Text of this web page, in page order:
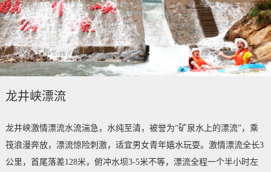
龙井峡漂流
龙井峡激情漂流水流湍急，水纯至清，被誉为“矿泉水上的漂流”，乘
筏浪漫奔放，漂流惊险刺激，适宜男女青年嬉水玩耍。激情漂流全长3
公里，首尾落差128米，俯冲水坝3-5米不等，漂流全程一个半小时左